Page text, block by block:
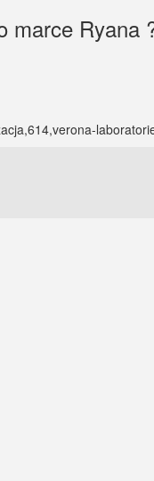
marce Ryana